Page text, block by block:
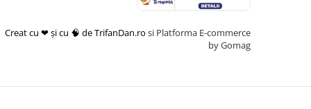
Creat cu ❤ și cu 🧠 de TrifanDan.ro si Platforma E-commerce
by Gomag